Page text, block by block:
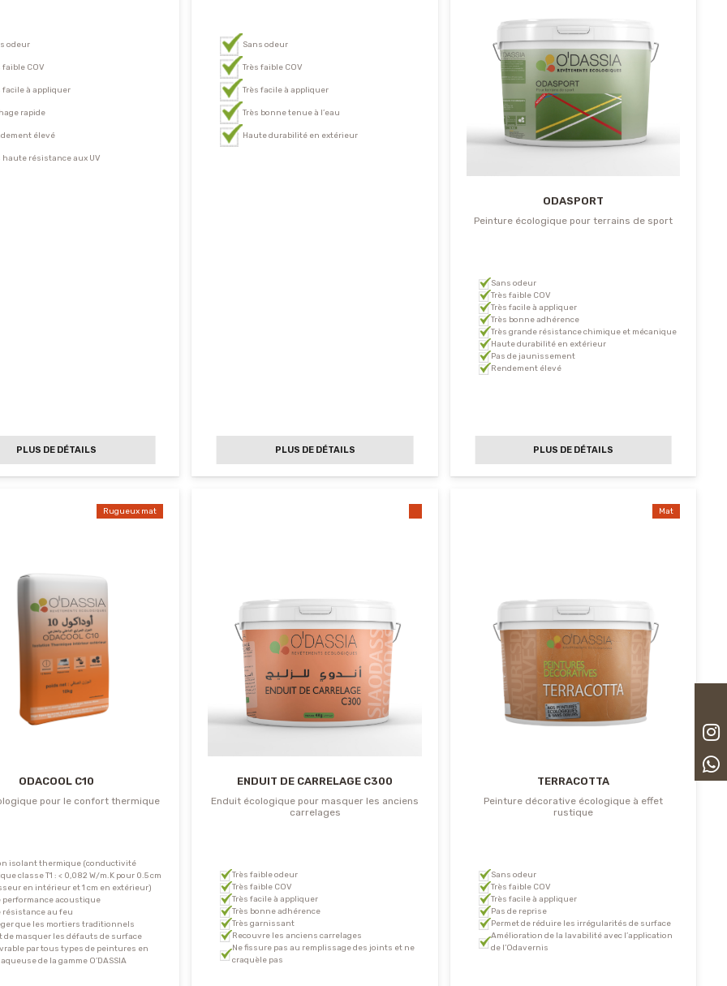
odeur
faible COV
facile à appliquer
rapide
élevé
haute résistance aux UV
PLUS DE DÉTAILS
Sans odeur
Très faible COV
Très facile à appliquer
Très bonne tenue à l’eau
Haute durabilité en extérieur
PLUS DE DÉTAILS
ODASPORT
Peinture écologique pour terrains de sport
Sans odeur
Très faible COV
Très facile à appliquer
Très bonne adhérence
Très grande résistance chimique et mécanique
Haute durabilité en extérieur
Pas de jaunissement
Rendement élevé
PLUS DE DÉTAILS
Rugueux mat
ODACOOL C10
pour le confort thermique
isolant thermique (conductivité
classe T1 : < 0,082 W/m.K pour 0.5 cm
en intérieur et 1 cm en extérieur)
performance acoustique
résistance au feu
que les mortiers traditionnels
de masquer les défauts de surface
par tous types de peintures en
de la gamme O’DASSIA
ENDUIT DE CARRELAGE C300
Enduit écologique pour masquer les anciens
carrelages
Très faible odeur
Très faible COV
Très facile à appliquer
Très bonne adhérence
Très garnissant
Recouvre les anciens carrelages
Ne fissure pas au remplissage des joints et ne
craquèle pas
Mat
TERRACOTTA
Peinture décorative écologique à effet
rustique
Sans odeur
Très faible COV
Très facile à appliquer
Pas de reprise
Permet de réduire les irrégularités de surface
Amélioration de la lavabilité avec l’application
de l’Odavernis